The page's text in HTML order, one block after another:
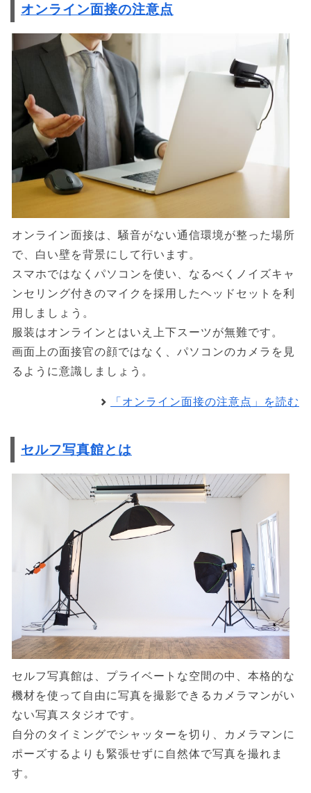
オンライン面接の注意点
オンライン面接は、騒音がない通信環境が整った場所
で、白い壁を背景にして行います。
スマホではなくパソコンを使い、なるべくノイズキャ
ンセリング付きのマイクを採用したヘッドセットを利
用しましょう。
服装はオンラインとはいえ上下スーツが無難です。
画面上の面接官の顔ではなく、パソコンのカメラを見
るように意識しましょう。
「オンライン面接の注意点」を読む
セルフ写真館とは
セルフ写真館は、プライベートな空間の中、本格的な
機材を使って自由に写真を撮影できるカメラマンがい
ない写真スタジオです。
自分のタイミングでシャッターを切り、カメラマンに
ポーズするよりも緊張せずに自然体で写真を撮れま
す。